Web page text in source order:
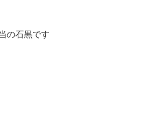
の石黒です